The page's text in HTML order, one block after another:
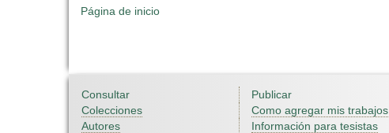
Página de inicio
Consultar
Colecciones
Autores
Publicar
Como agregar mis trabajos
Información para tesistas